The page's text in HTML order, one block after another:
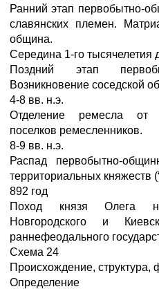
Ранний этап первобытно-
славянских племен.
община.
Середина 1-го тысячелетия
Поздний этап
Возникновение соседской
4-8 вв. н.э.
Отделение ремесла от
поселков ремесленников.
8-9 вв. н.э.
Распад первобытно-
территориальных княжеств
892 год
Поход князя Олега
Новгородского и
раннефеодального
Схема 24
Происхождение, структура,
Определение